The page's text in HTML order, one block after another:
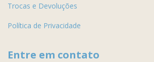
Trocas e Devoluções
Política de Privacidade
Entre em contato